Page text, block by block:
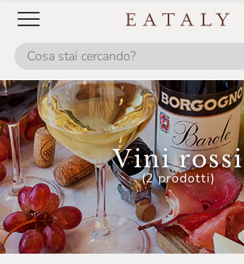
Vini rossi
(2 prodotti)
Casale Del Giglio
Cascina Corte
Cascina GemmaRina
Cascina Gilli
Cascina Valle Asinari
Castellare Di Castellina
Castello Monaci
Castello Monsanto